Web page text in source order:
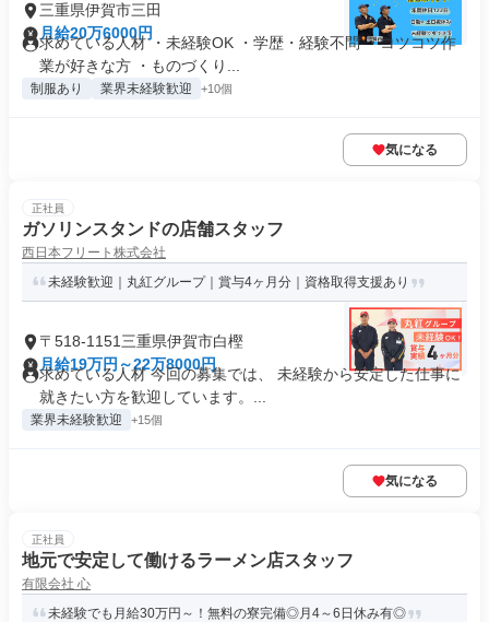
三重県伊賀市三田
月給20万6000円
求めている人材 ・未経験OK ・学歴・経験不問 ・コツコツ作
業が好きな方 ・ものづくり...
制服あり 業界未経験歓迎 +10個
気になる
正社員
ガソリンスタンドの店舗スタッフ
西日本フリート株式会社
未経験歓迎｜丸紅グループ｜賞与4ヶ月分｜資格取得支援あり
〒518-1151三重県伊賀市白樫
月給19万円～22万8000円
求めている人材 今回の募集では、 未経験から安定した仕事に
就きたい方を歓迎しています。...
業界未経験歓迎 +15個
気になる
正社員
地元で安定して働けるラーメン店スタッフ
有限会社 心
未経験でも月給30万円～！無料の寮完備◎月4～6日休み有◎